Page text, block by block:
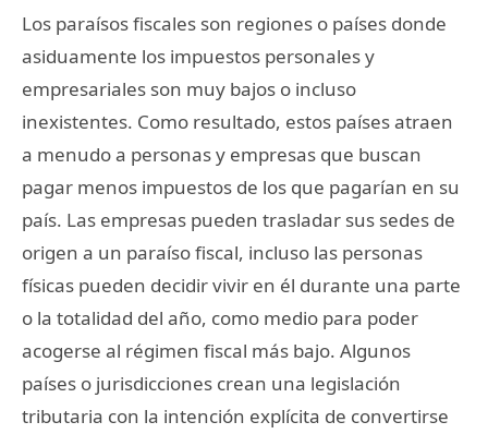
Los paraísos fiscales son regiones o países donde
asiduamente los impuestos personales y
empresariales son muy bajos o incluso
inexistentes. Como resultado, estos países atraen
a menudo a personas y empresas que buscan
pagar menos impuestos de los que pagarían en su
país. Las empresas pueden trasladar sus sedes de
origen a un paraíso fiscal, incluso las personas
físicas pueden decidir vivir en él durante una parte
o la totalidad del año, como medio para poder
acogerse al régimen fiscal más bajo. Algunos
países o jurisdicciones crean una legislación
tributaria con la intención explícita de convertirse